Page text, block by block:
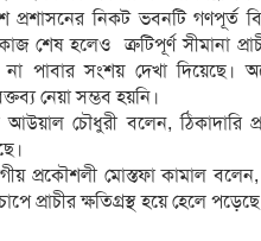
নিকট ভবনটি গণপূর্ত
কাজ শেষ হলেও ত্রুটিপূর্ণ
সংশয় দেখা দিয়েছে।
নেয়া সম্ভব হয়নি।
চৌধুরী বলেন, ঠিকাদারি
প্রকৌশলী মোস্তফা কামাল বলেন,
প্রাচীর ক্ষতিগ্রস্থ হয়ে হেলে